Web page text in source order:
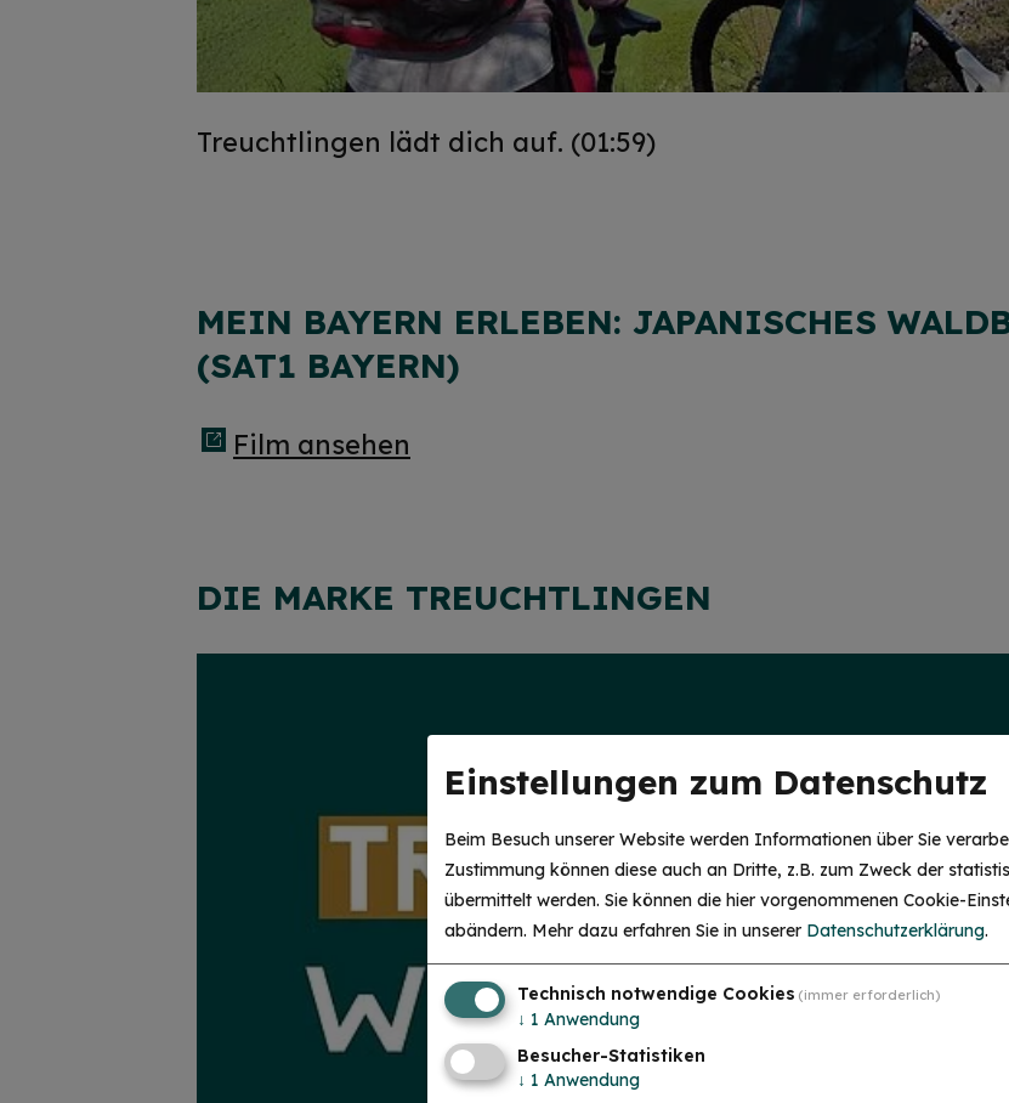
Treuchtlingen lädt dich auf. (01:59)
MEIN BAYERN ERLEBEN: JAPANISCHES
(SAT1 BAYERN)
Film ansehen
DIE MARKE TREUCHTLINGEN
Einstellungen zum Datenschutz
Beim Besuch unserer Website werden Informationen über Sie
Zustimmung können diese auch an Dritte, z.B. zum Zweck der
übermittelt werden. Sie können die hier vorgenommenen Cookie-
abändern. Mehr dazu erfahren Sie in unserer Datenschutzerklärung.
Technisch notwendige Cookies (immer erforderlich)
↓ 1 Anwendung
Besucher-Statistiken
↓ 1 Anwendung